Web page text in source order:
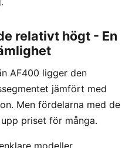
relativt högt - En
AF400 ligger den
jämfört med
Men fördelarna med de
priset för många.